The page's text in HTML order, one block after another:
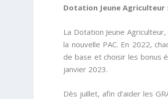
Dotation Jeune Agriculteur
La Dotation Jeune
la nouvelle PAC. En 2022,
de base et choisir les bonus
janvier 2023.
Dès juillet, afin d’aider les